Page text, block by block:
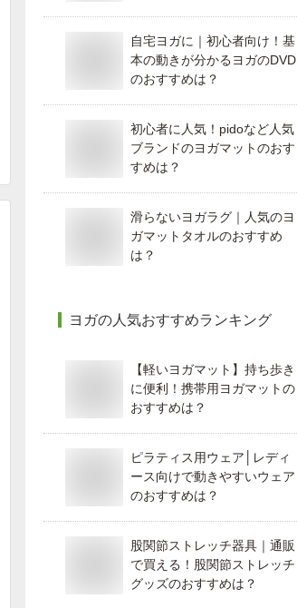
自宅ヨガに｜初心者向け！基
本の動きが分かるヨガのDVD
のおすすめは？
初心者に人気！pidoなど人気
ブランドのヨガマットのおす
すめは？
滑らないヨガラグ｜人気のヨ
ガマットタオルのおすすめ
は？
ヨガの人気おすすめランキング
【軽いヨガマット】持ち歩き
に便利！携帯用ヨガマットの
おすすめは？
ピラティス用ウェア│レディ
ース向けで動きやすいウェア
のおすすめは？
股関節ストレッチ器具｜通販
で買える！股関節ストレッチ
グッズのおすすめは？